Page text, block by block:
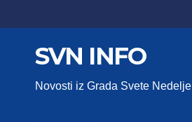
to
SVN INFO
Novosti iz Grada Svete Nedelje